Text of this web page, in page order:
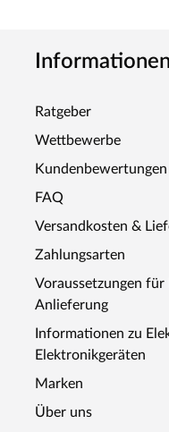
Informationen
Ratgeber
Wettbewerbe
Kundenbewertungen
FAQ
Versandkosten &
Zahlungsarten
Voraussetzungen für
Anlieferung
Informationen zu
Elektronikgeräten
Marken
Über uns